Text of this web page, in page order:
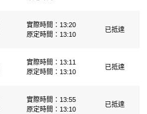
實際時間：13:20
原定時間：13:10
已抵達
實際時間：13:11
原定時間：13:10
已抵達
實際時間：13:55
原定時間：13:10
已抵達